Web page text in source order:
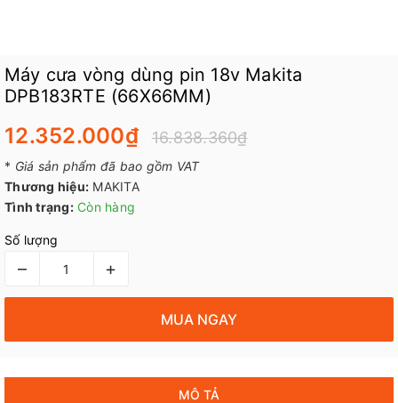
Máy cưa vòng dùng pin 18v Makita
DPB183RTE (66X66MM)
12.352.000₫ 16.838.360₫
* Giá sản phẩm đã bao gồm VAT
Thương hiệu: MAKITA
Tình trạng: Còn hàng
Số lượng
– +
MUA NGAY
MÔ TẢ